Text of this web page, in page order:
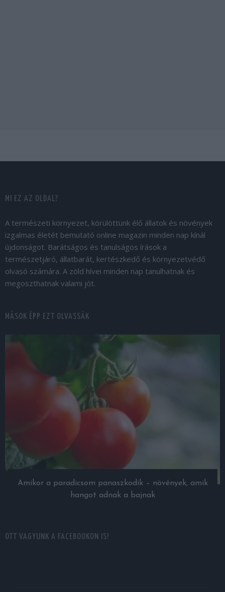
MI EZ AZ OLDAL?
A természeti környezet, körülöttünk élő állatok és növények
izgalmas életét bemutató online magazin minden nap kínál
újdonságot. Barátságos és tanulságos írások a
természetjáró, állatbarát, kertészkedő és környezetvédő
olvasó számára. A zöld hívei minden nap tanulhatnak és
megoszthatnak valami jót.
MÁSOK ÉPP EZT OLVASSÁK
Amikor a paradicsom panaszkodik – növények, amik
hangot adnak a bajnak
OTT VAGYUNK A FACEBOOKON IS!